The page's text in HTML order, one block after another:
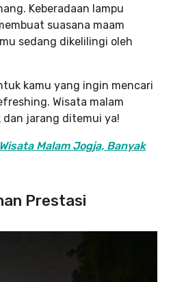
Keberadaan lampu
suasana maam
sedang dikelilingi oleh
kamu yang ingin mencari
Wisata malam
jarang ditemui ya!
Malam Jogja, Banyak
Prestasi